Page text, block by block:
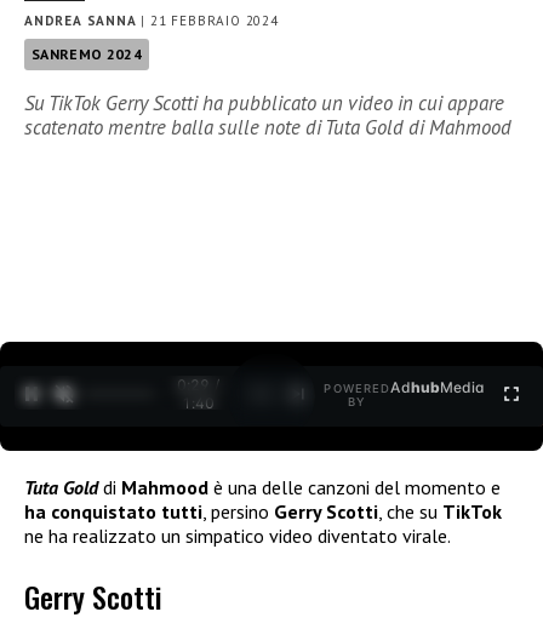
ANDREA SANNA |21 FEBBRAIO 2024
SANREMO 2024
Su TikTok Gerry Scotti ha pubblicato un video in cui appare
scatenato mentre balla sulle note di Tuta Gold di Mahmood
0:30 /
1:40
POWERED
BY
AdhubMedia
Tuta Golddi Mahmood è una delle canzoni del momento e
ha conquistato tutti , persino Gerry Scotti , che su TikTok
ne ha realizzato un simpatico video diventato virale.
Gerry Scotti